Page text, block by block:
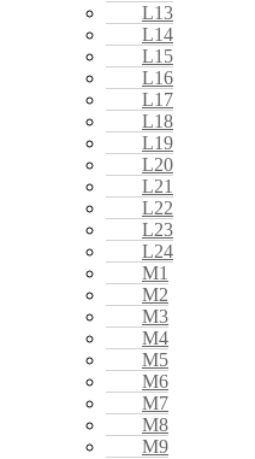
L13
L14
L15
L16
L17
L18
L19
L20
L21
L22
L23
L24
M1
M2
M3
M4
M5
M6
M7
M8
M9